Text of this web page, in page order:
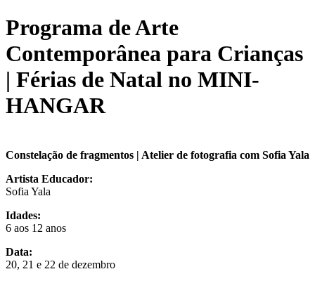
Programa de Arte
Contemporânea para Crianças
| Férias de Natal no MINI-
HANGAR
Constelação de fragmentos | Atelier de fotografia com Sofia Yala
Artista Educador:
Sofia Yala
Idades:
6 aos 12 anos
Data:
20, 21 e 22 de dezembro